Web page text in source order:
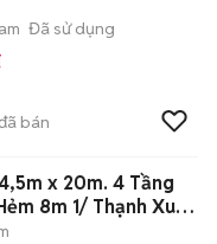
Đã sử dụng
bán
x 20m. 4 Tầng
8m 1/ Thạnh Xuân